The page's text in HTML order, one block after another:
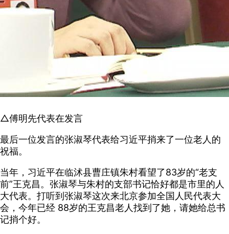
△傅明先代表在发言
最后一位发言的张淑琴代表给习近平捎来了一位老人的
祝福。
当年，习近平在临沭县曹庄镇朱村看望了83岁的“老支
前”王克昌。张淑琴与朱村的支部书记恰好都是市里的人
大代表。打听到张淑琴这次来北京参加全国人民代表大
会，今年已经 88岁的王克昌老人找到了她，请她给总书
记捎个好。